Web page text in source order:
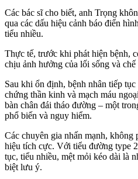
Các bác sĩ cho biết, anh Trọng
qua các dấu hiệu cảnh báo điển
tiểu nhiều.
Thực tế, trước khi phát hiện bệnh,
chịu ảnh hưởng của lối sống và
Sau khi ổn định, bệnh nhân tiếp
chứng thần kinh và mạch máu
bàn chân đái tháo đường – một
phổ biến và nguy hiểm.
Các chuyên gia nhấn mạnh, không
hiệu tích cực. Với tiểu đường type
tục, tiểu nhiều, mệt mỏi kéo dài là
biệt lưu ý.